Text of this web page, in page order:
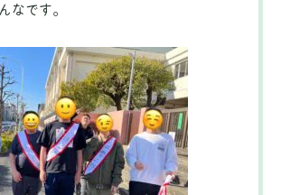
なです。